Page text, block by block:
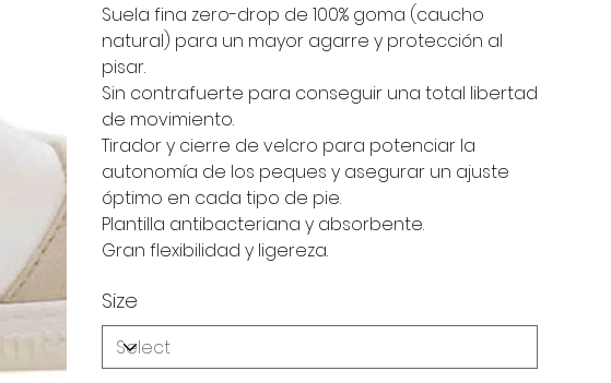
Suela fina zero-drop de 100% goma (caucho
natural) para un mayor agarre y protección al
pisar.
Sin contrafuerte para conseguir una total libertad
de movimiento.
Tirador y cierre de velcro para potenciar la
autonomía de los peques y asegurar un ajuste
óptimo en cada tipo de pie.
Plantilla antibacteriana y absorbente.
Gran flexibilidad y ligereza.
Size